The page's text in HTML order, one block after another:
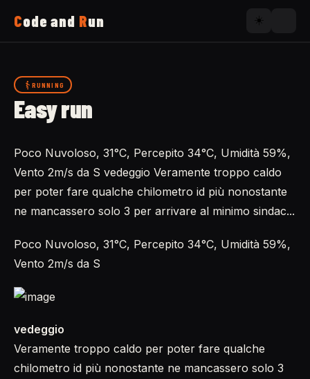
Code and Run ☀️
Running
Uses
Now
About
RUNNING
Easy run
Poco Nuvoloso, 31°C, Percepito 34°C, Umidità 59%,
Vento 2m/s da S vedeggio Veramente troppo caldo
per poter fare qualche chilometro id più nonostante
ne mancassero solo 3 per arrivare al minimo sindac...
Poco Nuvoloso, 31°C, Percepito 34°C, Umidità 59%,
Vento 2m/s da S
vedeggio
Veramente troppo caldo per poter fare qualche
chilometro id più nonostante ne mancassero solo 3